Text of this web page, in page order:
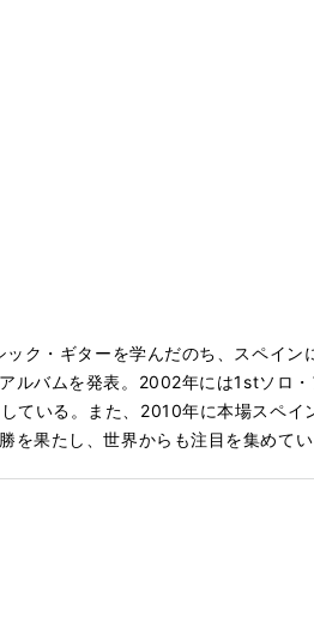
ク・ギターを学んだのち、スペイン
ルバムを発表。2002年には1stソロ
ている。また、2010年に本場スペイ
果たし、世界からも注目を集めてい